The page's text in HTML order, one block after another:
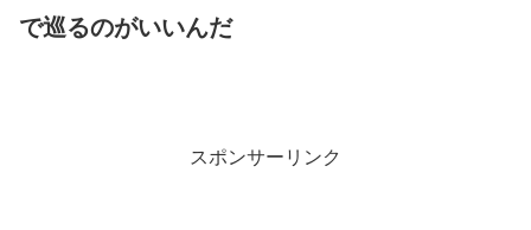
で巡るのがいいんだ
スポンサーリンク